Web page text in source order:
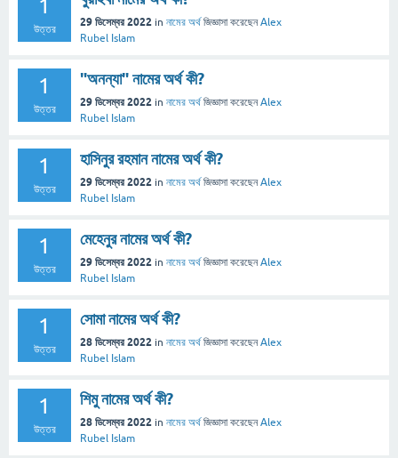
1
উত্তর
29 ডিসেম্বর 2022 in নামের অর্থ জিজ্ঞাসা করেছেনAlex
Rubel Islam
1
উত্তর
"অনন্যা" নামের অর্থ কী?
29 ডিসেম্বর 2022 in নামের অর্থ জিজ্ঞাসা করেছেনAlex
Rubel Islam
1
উত্তর
হাসিনুর রহমান নামের অর্থ কী?
29 ডিসেম্বর 2022 in নামের অর্থ জিজ্ঞাসা করেছেনAlex
Rubel Islam
1
উত্তর
মেহেনুর নামের অর্থ কী?
29 ডিসেম্বর 2022 in নামের অর্থ জিজ্ঞাসা করেছেনAlex
Rubel Islam
1
উত্তর
সোমা নামের অর্থ কী?
28 ডিসেম্বর 2022 in নামের অর্থ জিজ্ঞাসা করেছেনAlex
Rubel Islam
1
উত্তর
শিমু নামের অর্থ কী?
28 ডিসেম্বর 2022 in নামের অর্থ জিজ্ঞাসা করেছেনAlex
Rubel Islam